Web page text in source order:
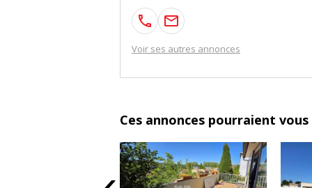
Voir ses autres annonces
Ces annonces pourraient